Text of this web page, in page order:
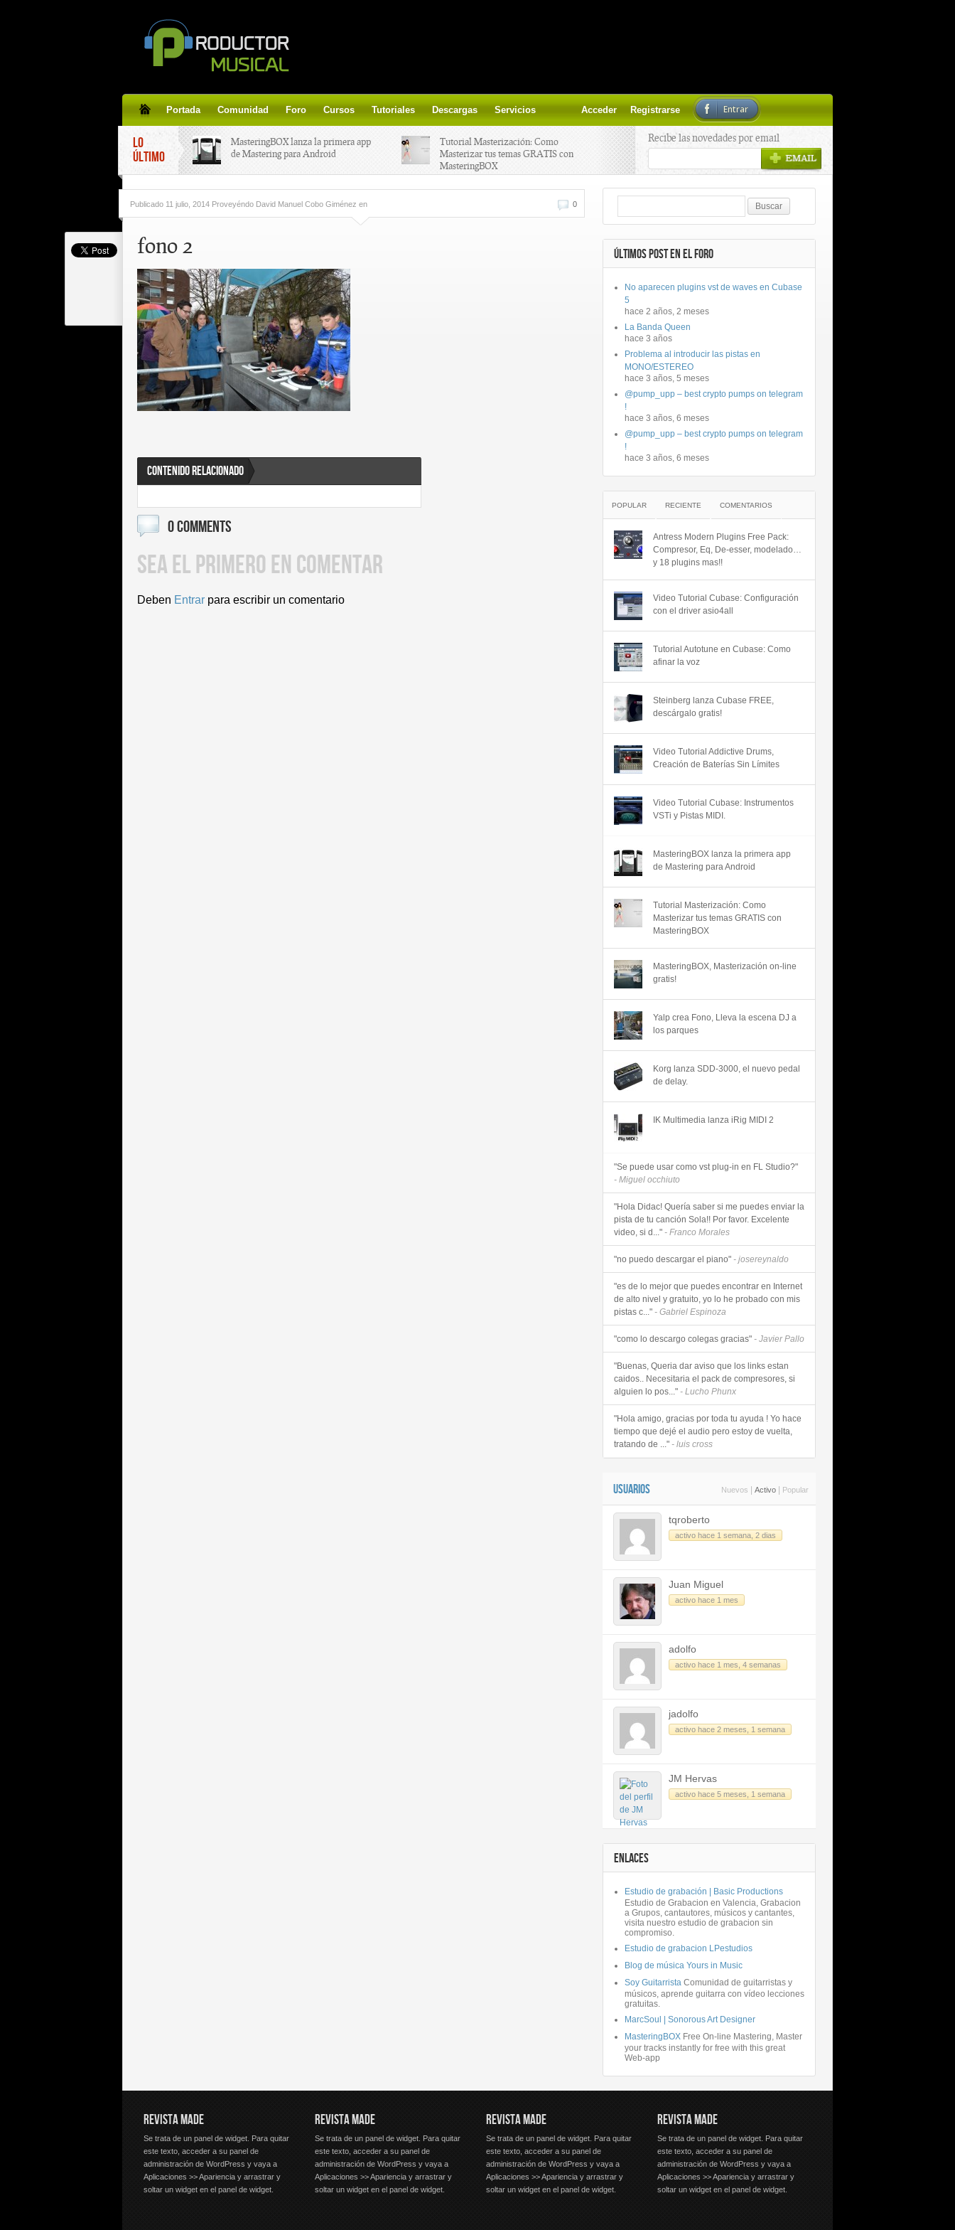
Portada Comunidad Foro Cursos Tutoriales Descargas Servicios Acceder Registrarse Entrar
LO
ÚLTIMO
MasteringBOX lanza la primera app
de Mastering para Android
Tutorial Masterización: Como
Masterizar tus temas GRATIS con
MasteringBOX
line gratis!
Yalp crea Fono, Lleva la escena DJ a
Tutorial de CLA Effects, aprende a
aplicar efectos a tus voces.
Recibe las novedades por email
0
Publicado 11 julio, 2014 Proveyéndo David Manuel Cobo Giménez en
fono 2
CONTENIDO RELACIONADO
0 COMMENTS
SEA EL PRIMERO EN COMENTAR
Deben Entrar para escribir un comentario
ÚLTIMOS POST EN EL FORO
No aparecen plugins vst de waves en Cubase
5
hace 2 años, 2 meses
La Banda Queen
hace 3 años
Problema al introducir las pistas en
MONO/ESTEREO
hace 3 años, 5 meses
@pump_upp – best crypto pumps on telegram
!
hace 3 años, 6 meses
@pump_upp – best crypto pumps on telegram
!
hace 3 años, 6 meses
POPULAR RECIENTE COMENTARIOS
Antress Modern Plugins Free Pack:
Compresor, Eq, De-esser, modelado…
y 18 plugins mas!!
Video Tutorial Cubase: Configuración
con el driver asio4all
Tutorial Autotune en Cubase: Como
afinar la voz
Steinberg lanza Cubase FREE,
descárgalo gratis!
Video Tutorial Addictive Drums,
Creación de Baterías Sin Límites
Video Tutorial Cubase: Instrumentos
VSTi y Pistas MIDI.
MasteringBOX lanza la primera app
de Mastering para Android
Tutorial Masterización: Como
Masterizar tus temas GRATIS con
MasteringBOX
MasteringBOX, Masterización on-line
gratis!
Yalp crea Fono, Lleva la escena DJ a
los parques
Korg lanza SDD-3000, el nuevo pedal
de delay.
IK Multimedia lanza iRig MIDI 2
"Se puede usar como vst plug-in en FL Studio?"
- Miguel occhiuto
"Hola Didac! Quería saber si me puedes enviar la
pista de tu canción Sola!! Por favor. Excelente
video, si d..." - Franco Morales
"no puedo descargar el piano" - josereynaldo
"es de lo mejor que puedes encontrar en Internet
de alto nivel y gratuito, yo lo he probado con mis
pistas c..." - Gabriel Espinoza
"como lo descargo colegas gracias" - Javier Pallo
"Buenas, Queria dar aviso que los links estan
caidos.. Necesitaria el pack de compresores, si
alguien lo pos..." - Lucho Phunx
"Hola amigo, gracias por toda tu ayuda ! Yo hace
tiempo que dejé el audio pero estoy de vuelta,
tratando de ..." - luis cross
USUARIOS Nuevos Activo Popular
tqroberto
activo hace 1 semana, 2 dias
Juan Miguel
activo hace 1 mes
adolfo
activo hace 1 mes, 4 semanas
jadolfo
activo hace 2 meses, 1 semana
JM Hervas
activo hace 5 meses, 1 semana
ENLACES
Estudio de grabación | Basic Productions
Estudio de Grabacion en Valencia, Grabacion
a Grupos, cantautores, músicos y cantantes,
visita nuestro estudio de grabacion sin
compromiso.
Estudio de grabacion LPestudios
Blog de música Yours in Music
Soy Guitarrista Comunidad de guitarristas y
músicos, aprende guitarra con vídeo lecciones
gratuitas.
MarcSoul | Sonorous Art Designer
MasteringBOX Free On-line Mastering, Master
your tracks instantly for free with this great
Web-app
REVISTA MADE
Se trata de un panel de widget. Para quitar
este texto, acceder a su panel de
administración de WordPress y vaya a
Aplicaciones >> Apariencia y arrastrar y
soltar un widget en el panel de widget.
REVISTA MADE
Se trata de un panel de widget. Para quitar
este texto, acceder a su panel de
administración de WordPress y vaya a
Aplicaciones >> Apariencia y arrastrar y
soltar un widget en el panel de widget.
REVISTA MADE
Se trata de un panel de widget. Para quitar
este texto, acceder a su panel de
administración de WordPress y vaya a
Aplicaciones >> Apariencia y arrastrar y
soltar un widget en el panel de widget.
REVISTA MADE
Se trata de un panel de widget. Para quitar
este texto, acceder a su panel de
administración de WordPress y vaya a
Aplicaciones >> Apariencia y arrastrar y
soltar un widget en el panel de widget.